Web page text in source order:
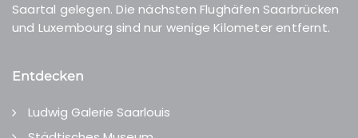
Saartal gelegen. Die nächsten Flughäfen Saarbrücken
und Luxembourg sind nur wenige Kilometer entfernt.
Entdecken
Ludwig Galerie Saarlouis